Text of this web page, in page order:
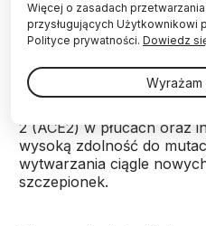
Sarbeco (Sarbecovirus)
rodziny koronawirusów
pandemię COVID-19.
wnika do komórek
z receptorem enzymu
2 (ACE2) w płucach oraz
wysoką zdolność do
wytwarzania ciągle
szczepionek.
Więcej o zasadach
przysługujących Użytkownikowi
Polityce prywatności. Dowiedz